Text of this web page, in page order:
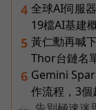
4 全球AI伺服
19檔AI基建
5 黃仁勳再喊
Thor台鏈名
6 Gemini
作流程，3